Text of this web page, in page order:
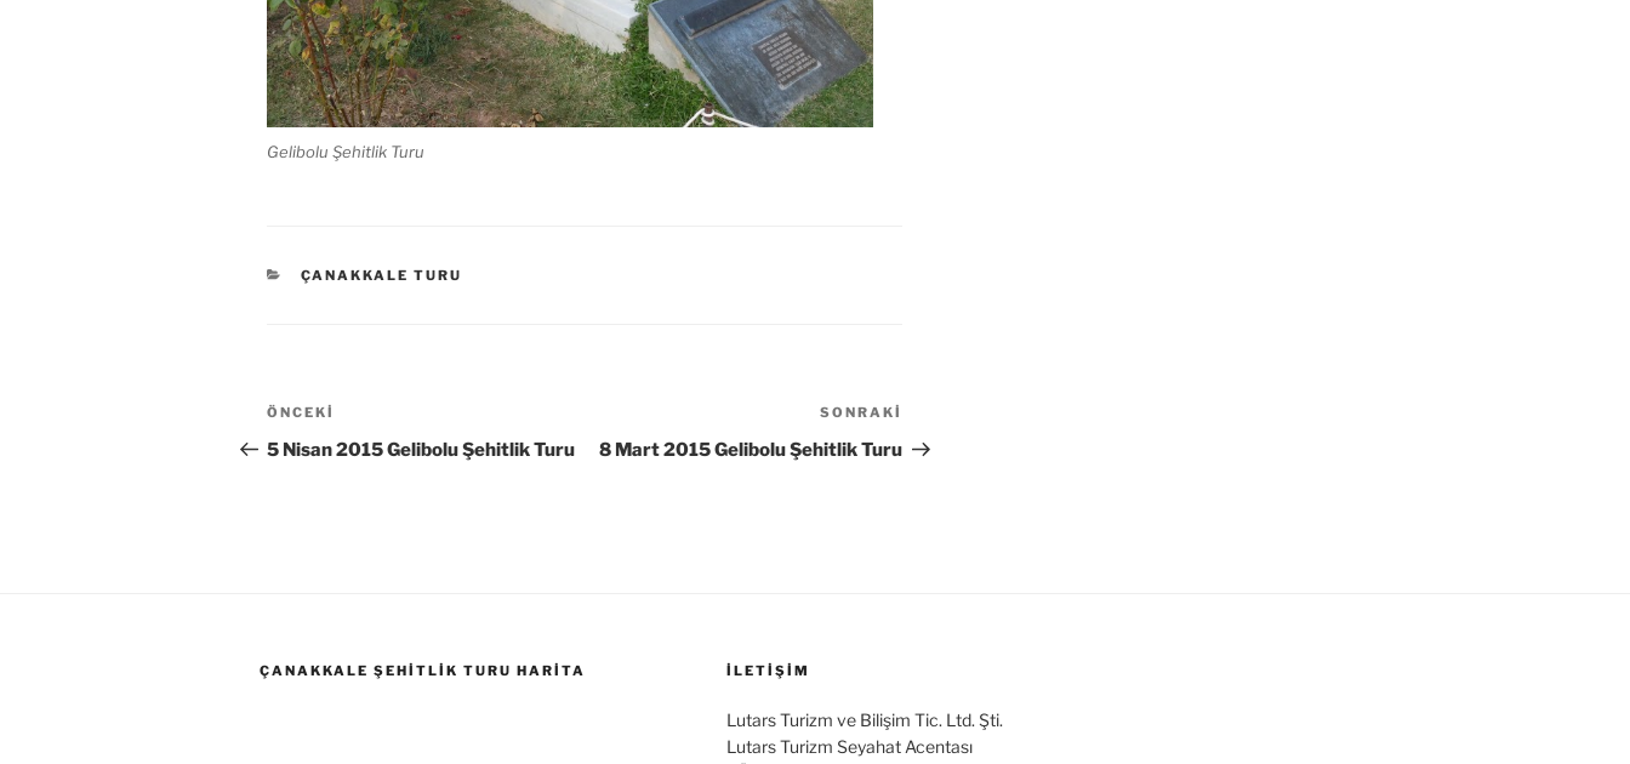
Gelibolu Şehitlik Turu
KATEGORILER
ÇANAKKALE TURU
Yazı
gezinmesi
Önceki
Yazı
ÖNCEKI
5 Nisan 2015 Gelibolu Şehitlik Turu
Yazı
SONRAKI
8 Mart 2015 Gelibolu Şehitlik Turu
ÇANAKKALE ŞEHITLIK TURU HARITA İLETİŞİM
Lutars Turizm ve Bilişim Tic. Ltd. Şti.
Lutars Turizm Seyahat Acentası